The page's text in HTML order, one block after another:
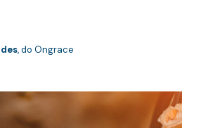
, do Ongrace